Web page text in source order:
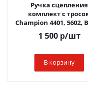
Ручка сцепления
комплект с
Champion 4401, 5602,
1 500р/шт
В корзину